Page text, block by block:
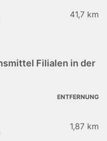
41,7 km
Filialen in der
ENTFERNUNG
1,87 km